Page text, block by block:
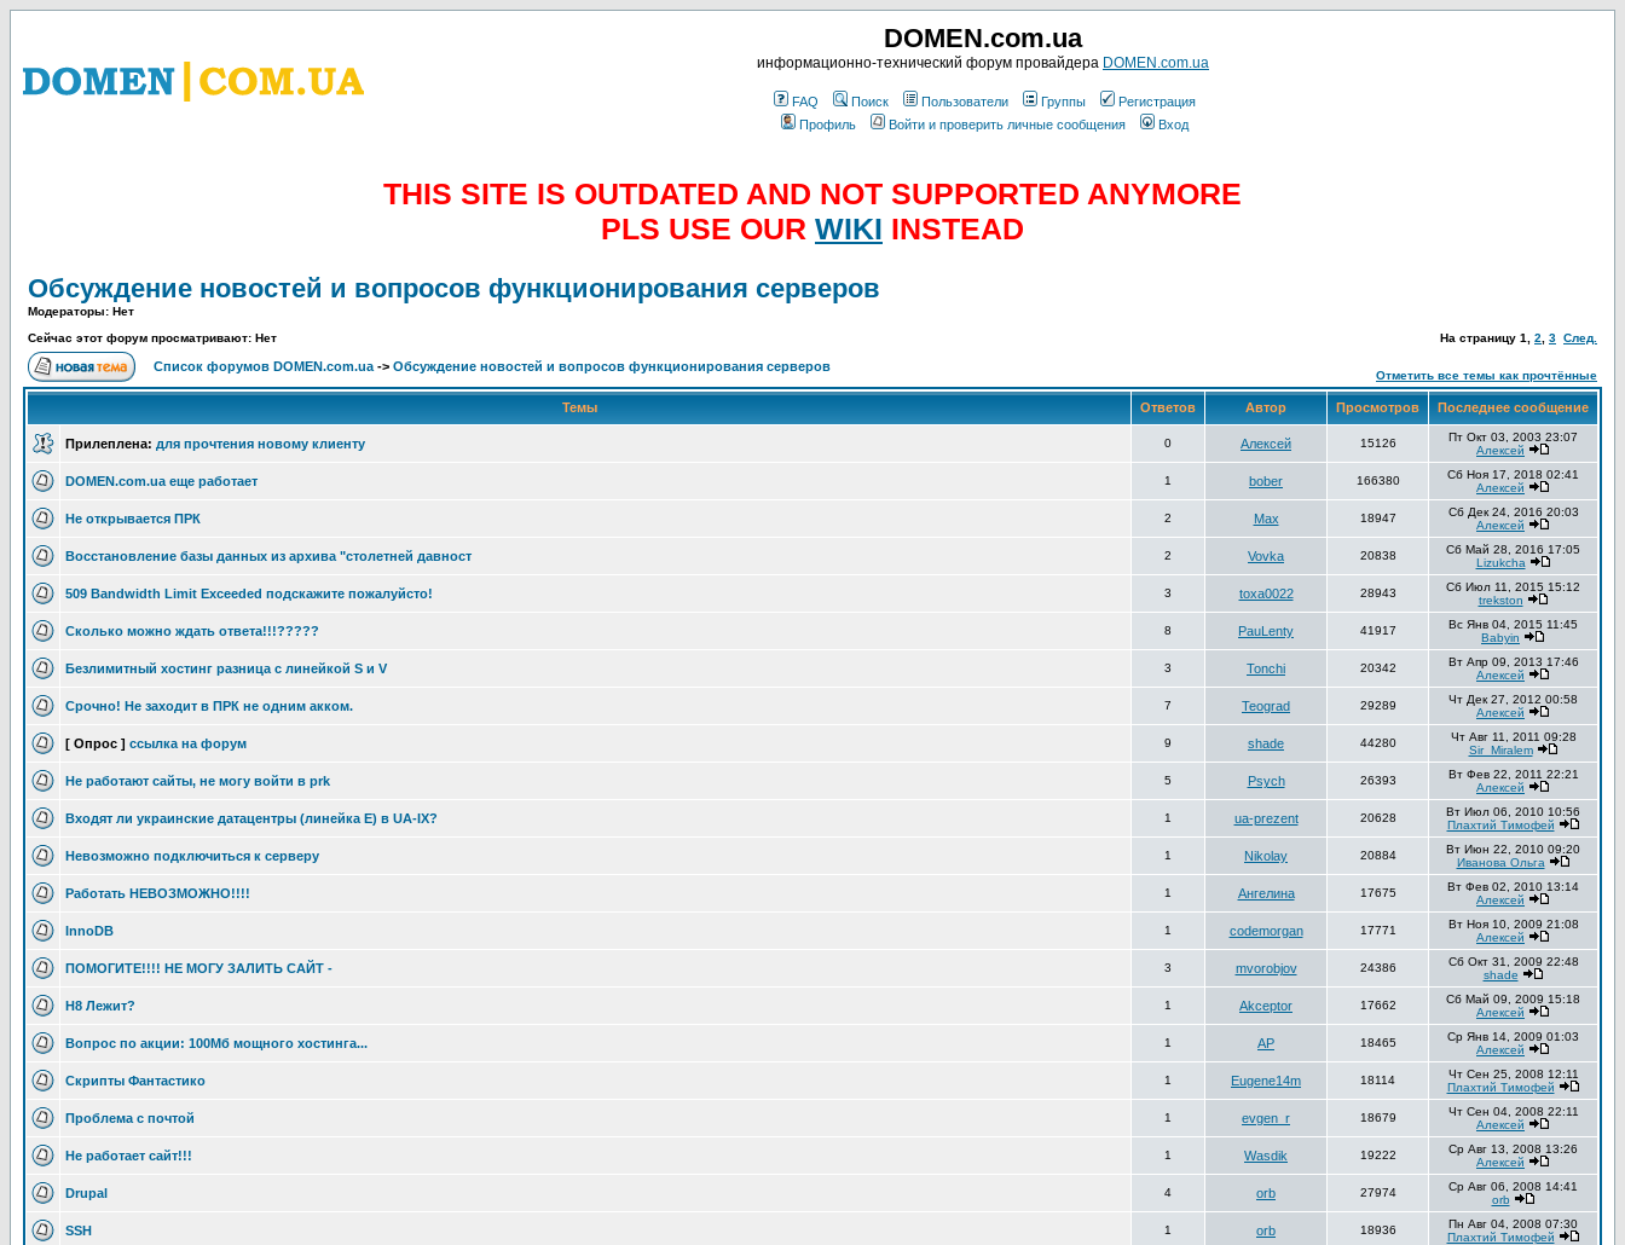
DOMEN.com.ua
информационно-технический форум провайдера DOMEN.com.ua
FAQ Поиск Пользователи Группы
Регистрация
Профиль
Войти и проверить личные сообщения Вход
THIS SITE IS OUTDATED AND NOT SUPPORTED ANYMORE
PLS USE OUR WIKI INSTEAD
Обсуждение новостей и вопросов функционирования серверов
Модераторы: Нет
Сейчас этот форум просматривают: Нет
На страницу 1 2 3 След.
Список форумов DOMEN.com.ua -> Обсуждение новостей и вопросов функционирования серверов
Отметить все темы как прочтённые
Темы Ответов Автор Просмотров Последнее сообщение
Прилеплена: для прочтения новому клиенту 0 Алексей 15126
Пт Окт 03, 2003 23:07
Алексей
DOMEN.com.ua еще работает 1 bober 166380
Сб Ноя 17, 2018 02:41
Алексей
Не открывается ПРК 2 Max 18947
Сб Дек 24, 2016 20:03
Алексей
Восстановление базы данных из архива "столетней давност 2 Vovka 20838
Сб Май 28, 2016 17:05
Lizukcha
509 Bandwidth Limit Exceeded подскажите пожалуйсто! 3 toxa0022 28943
Сб Июл 11, 2015 15:12
trekston
Сколько можно ждать ответа!!!????? 8 PauLenty 41917
Вс Янв 04, 2015 11:45
Babyin
Безлимитный хостинг разница с линейкой S и V 3 Tonchi 20342
Вт Апр 09, 2013 17:46
Алексей
Срочно! Не заходит в ПРК не одним акком. 7 Teograd 29289
Чт Дек 27, 2012 00:58
Алексей
[ Опрос ] ссылка на форум 9 shade 44280
Чт Авг 11, 2011 09:28
Sir_Miralem
Не работают сайты, не могу войти в prk 5 Psych 26393
Вт Фев 22, 2011 22:21
Алексей
Входят ли украинские датацентры (линейка Е) в UA-IX? 1 ua-prezent 20628
Вт Июл 06, 2010 10:56
Плахтий Тимофей
Невозможно подключиться к серверу 1 Nikolay 20884
Вт Июн 22, 2010 09:20
Иванова Ольга
Работать НЕВОЗМОЖНО!!!! 1 Ангелина 17675
Вт Фев 02, 2010 13:14
Алексей
InnoDB 1 codemorgan 17771
Вт Ноя 10, 2009 21:08
Алексей
ПОМОГИТЕ!!!! НЕ МОГУ ЗАЛИТЬ САЙТ - 3 mvorobjov 24386
Сб Окт 31, 2009 22:48
shade
H8 Лежит? 1 Akceptor 17662
Сб Май 09, 2009 15:18
Алексей
Вопрос по акции: 100Мб мощного хостинга... 1 AP 18465
Ср Янв 14, 2009 01:03
Алексей
Скрипты Фантастико 1 Eugene14m 18114
Чт Сен 25, 2008 12:11
Плахтий Тимофей
Проблема с почтой 1 evgen_r 18679
Чт Сен 04, 2008 22:11
Алексей
Не работает сайт!!! 1 Wasdik 19222
Ср Авг 13, 2008 13:26
Алексей
Drupal 4 orb 27974
Ср Авг 06, 2008 14:41
orb
SSH 1 orb 18936
Пн Авг 04, 2008 07:30
Плахтий Тимофей